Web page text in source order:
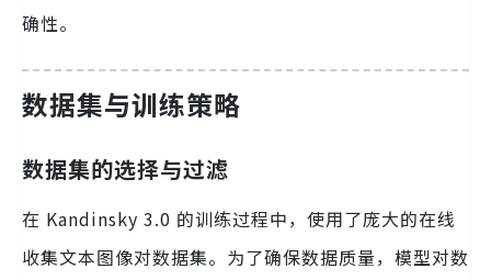
确性。
数据集与训练策略
数据集的选择与过滤
在 Kandinsky 3.0 的训练过程中，使用了庞大的在线
收集文本图像对数据集。为了确保数据质量，模型对数